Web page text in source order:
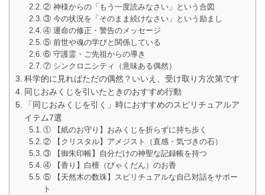
② 神様からの「もう一度読みなさい」という合図
③ 今の状況を「そのまま続けなさい」という励まし
④ 運命の修正・警告のメッセージ
⑤ 前世や魂の学びと関係している
⑥ 守護霊・ご先祖からの導き
⑦ シンクロニシティ（意味ある偶然）
科学的に見ればただの偶然？いいえ、受け取り方次第です
同じおみくじを引いたときのおすすめ行動
「同じおみくじを引く」時におすすめのスピリチュアルア
イテム7選
① 【紙のお守り】おみくじを折らずに持ち歩く
② 【クリスタル】アメジスト（直感・気づきの石）
③ 【御朱印帳】自分だけの神聖な記録帳を持つ
④ 【香り】白檀（びゃくだん）のお香
⑤ 【天然木の数珠】スピリチュアルな自己対話をサポー
ト